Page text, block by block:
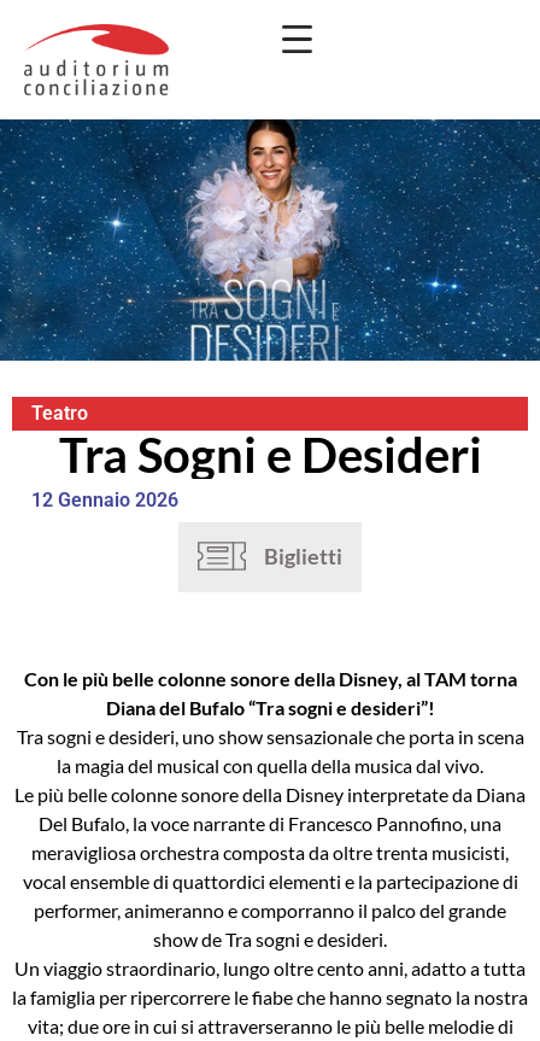
Teatro
Tra Sogni e Desideri
12 Gennaio 2026
Biglietti
Con le più belle colonne sonore della Disney, al TAM torna
Diana del Bufalo “Tra sogni e desideri”!
Tra sogni e desideri, uno show sensazionale che porta in scena
la magia del musical con quella della musica dal vivo.
Le più belle colonne sonore della Disney interpretate da Diana
Del Bufalo, la voce narrante di Francesco Pannofino, una
meravigliosa orchestra composta da oltre trenta musicisti,
vocal ensemble di quattordici elementi e la partecipazione di
performer, animeranno e comporranno il palco del grande
show de Tra sogni e desideri.
Un viaggio straordinario, lungo oltre cento anni, adatto a tutta
la famiglia per ripercorrere le fiabe che hanno segnato la nostra
vita; due ore in cui si attraverseranno le più belle melodie di